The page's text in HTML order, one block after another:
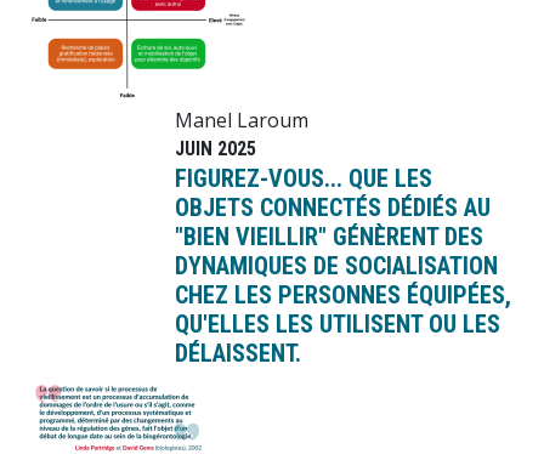
Manel Laroum
JUIN 2025
FIGUREZ-VOUS... QUE LES
OBJETS CONNECTÉS DÉDIÉS AU
"BIEN VIEILLIR" GÉNÈRENT DES
DYNAMIQUES DE SOCIALISATION
CHEZ LES PERSONNES ÉQUIPÉES,
QU'ELLES LES UTILISENT OU LES
DÉLAISSENT.
Image